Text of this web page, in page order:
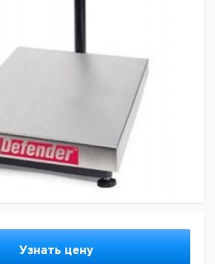
Узнать цену